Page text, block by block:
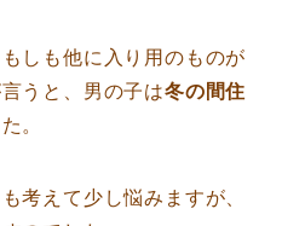
しも他に入り用のものが
うと、男の子は冬の間住
。
考えて少し悩みますが、